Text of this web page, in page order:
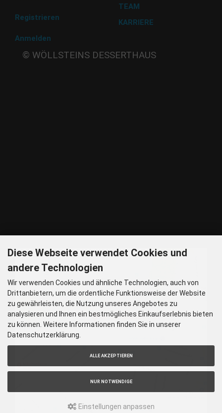
Registrieren
Anmelden
TEAM
KARRIERE
© WÖLLSTEINS DESSERTHAUS
GOOGLE MAPS
Diese Webseite verwendet Cookies und
andere Technologien
Wir verwenden Cookies und ähnliche Technologien, auch von
Drittanbietern, um die ordentliche Funktionsweise der Website
zu gewährleisten, die Nutzung unseres Angebotes zu
analysieren und Ihnen ein bestmögliches Einkaufserlebnis bieten
zu können. Weitere Informationen finden Sie in unserer
Datenschutzerklärung.
ALLE AKZEPTIEREN
NUR NOTWENDIGE
Einstellungen anpassen